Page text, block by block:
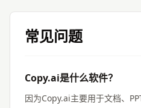
常见问题
Copy.ai是什么软件？
因为Copy.ai主要用于文档、